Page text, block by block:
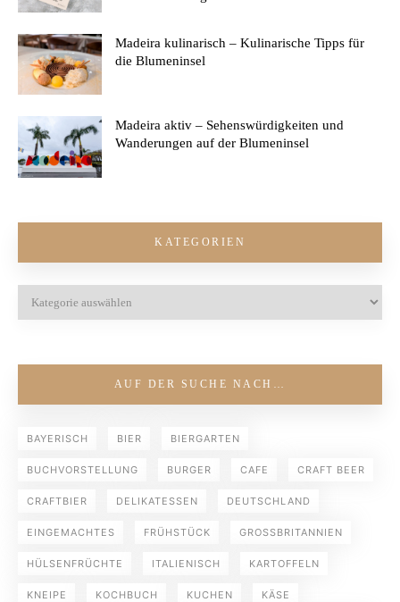
Madeira kulinarisch – Kulinarische Tipps für
die Blumeninsel
Madeira aktiv – Sehenswürdigkeiten und
Wanderungen auf der Blumeninsel
KATEGORIEN
AUF DER SUCHE NACH…
BAYERISCH BIER BIERGARTEN
BUCHVORSTELLUNG BURGER CAFE CRAFT BEER
CRAFTBIER DELIKATESSEN DEUTSCHLAND
EINGEMACHTES FRÜHSTÜCK GROSSBRITANNIEN
HÜLSENFRÜCHTE ITALIENISCH KARTOFFELN
KNEIPE KOCHBUCH KUCHEN KÄSE